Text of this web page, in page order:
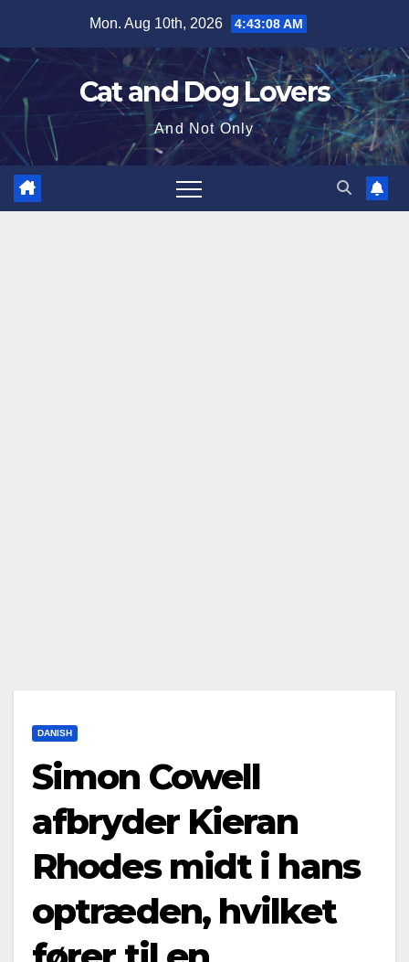
content
Mon. Aug 10th, 2026 4:43:09 AM
Cat and Dog Lovers
And Not Only
DANISH
Simon Cowell
afbryder Kieran
Rhodes midt i hans
optræden, hvilket